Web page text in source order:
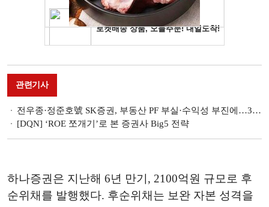
관련기사
전우종·정준호號 SK증권, 부동산 PF 부실·수익성 부진에…3대 신평사 신용등급 ‘줄강등’
[DQN] ‘ROE 쪼개기’로 본 증권사 Big5 전략
하나증권은 지난해 6년 만기, 2100억원 규모로 후
순위채를 발행했다. 후순위채는 보완 자본 성격을